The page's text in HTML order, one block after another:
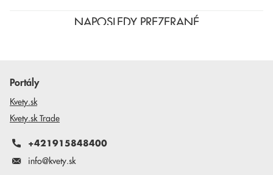
NAPOSLEDY PREZERANÉ
Portály
Kvety.sk
Kvety.sk Trade
+421915848400
info@kvety.sk